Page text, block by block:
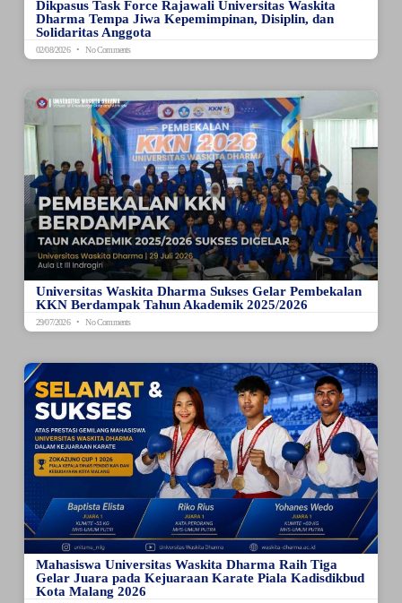
Dikpasus Task Force Rajawali Universitas Waskita
Dharma Tempa Jiwa Kepemimpinan, Disiplin, dan
Solidaritas Anggota
02/08/2026 No Comments
Universitas Waskita Dharma Sukses Gelar Pembekalan
KKN Berdampak Tahun Akademik 2025/2026
29/07/2026 No Comments
Mahasiswa Universitas Waskita Dharma Raih Tiga
Gelar Juara pada Kejuaraan Karate Piala Kadisdikbud
Kota Malang 2026